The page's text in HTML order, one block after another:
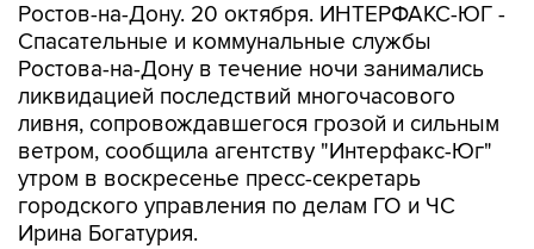
Ростов-на-Дону. 20 октября. ИНТЕРФАКС-ЮГ -
Спасательные и коммунальные службы
Ростова-на-Дону в течение ночи занимались
ликвидацией последствий многочасового
ливня, сопровождавшегося грозой и сильным
ветром, сообщила агентству "Интерфакс-Юг"
утром в воскресенье пресс-секретарь
городского управления по делам ГО и ЧС
Ирина Богатурия.